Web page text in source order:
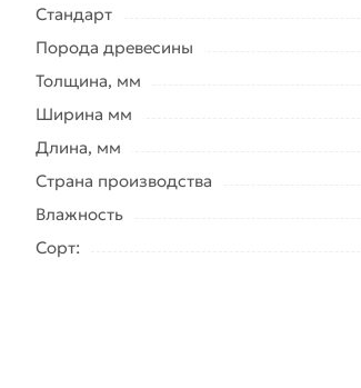
Стандарт
Порода древесины
Толщина, мм
Ширина мм
Длина, мм
Страна производства
Влажность
Сорт: